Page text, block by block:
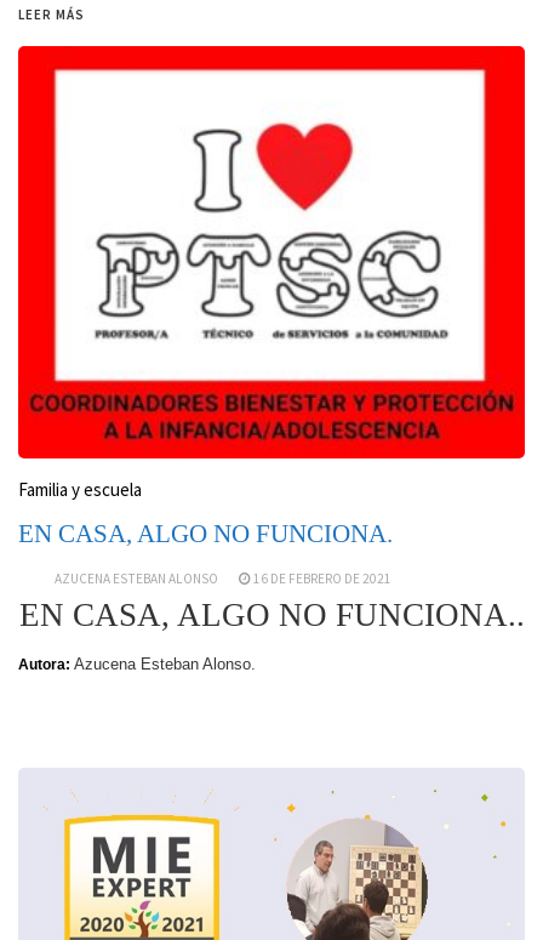
LEER MÁS
Familia y escuela
EN CASA, ALGO NO FUNCIONA.
AZUCENA ESTEBAN ALONSO 16 DE FEBRERO DE 2021
EN CASA, ALGO NO FUNCIONA..
Autora: Azucena Esteban Alonso.